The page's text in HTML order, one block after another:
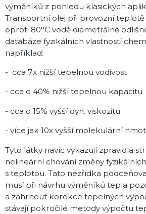
výměníků z pohledu klasických
Transportní olej při provozní
oproti 80°C vodě diametrálně
databáze fyzikálních vlastností
například:
- cca 7x nižší tepelnou vodivost
- cca o 40% nižší tepelnou kapacitu
- cca o 15% vyšší dyn. viskozitu
- více jak 10x vyšší molekulární
Tyto látky navíc vykazují zpravidla
nelineární chování změny
s teplotou. Tato nezřídka
musí při návrhu výměníků tepla
a zahrnout korekce tepelných
stávají pokročilé metody výpočtu